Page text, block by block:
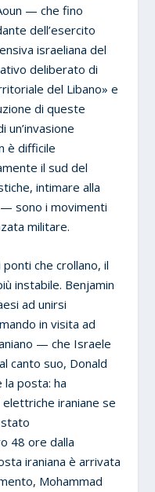
— che fino
dell’esercito
israeliana del
deliberato di
del Libano» e
di queste
un’invasione
è difficile
il sud del
intimare alla
sono i movimenti
militare.
che crollano, il
instabile. Benjamin
ad unirsi
in visita ad
— che Israele
canto suo, Donald
posta: ha
iraniane se
48 ore dalla
iraniana è arrivata
Mohammad